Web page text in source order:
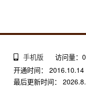
手机版 访问量：
开通时间： 2016.10.14
最后更新时间： 2026.8.